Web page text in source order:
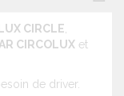
CIRCLE
CIRCOLUX et
de driver.